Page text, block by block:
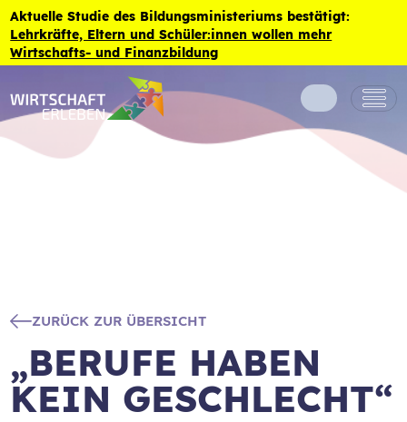
Zum Inhalt der Seite springen
Aktuelle Studie des Bildungsministeriums bestätigt:
Lehrkräfte, Eltern und Schüler:innen wollen mehr
Wirtschafts- und Finanzbildung
ZURÜCK ZUR ÜBERSICHT
„BERUFE HABEN
KEIN GESCHLECHT“